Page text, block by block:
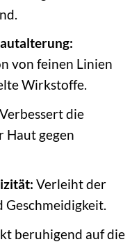
von feinen Linien
Wirkstoffe.
Verbessert die
Haut gegen
Verleiht der
Geschmeidigkeit.
beruhigend auf die